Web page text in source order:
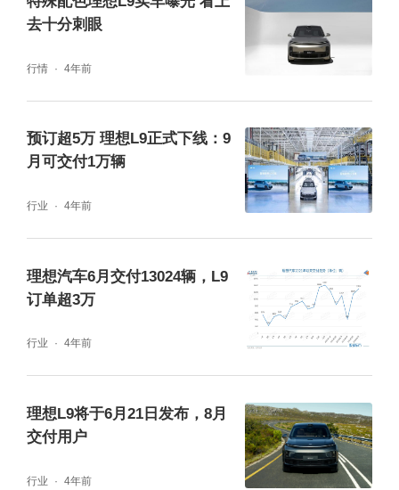
麒麟电池，系统集成度创全球新高，体积利用
率突破72%，能量密度可达255Wh/kg，可实
作为国内动力电池龙头企业，宁德时代从电化
学本质出发，持续拓展系统结构的创新边界。
去十分刺眼
行情 4年前
预订超5万 理想L9正式下线：9
月可交付1万辆
行业 4年前
理想汽车6月交付13024辆，L9
订单超3万
行业 4年前
理想L9将于6月21日发布，8月
交付用户
行业 4年前